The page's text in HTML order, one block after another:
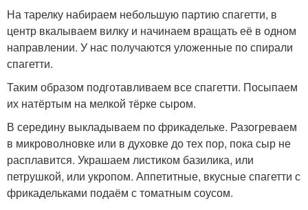
На тарелку набираем небольшую партию спагетти, в
центр вкалываем вилку и начинаем вращать её в одном
направлении. У нас получаются уложенные по спирали
спагетти.
Таким образом подготавливаем все спагетти. Посыпаем
их натёртым на мелкой тёрке сыром.
В середину выкладываем по фрикадельке. Разогреваем
в микроволновке или в духовке до тех пор, пока сыр не
расплавится. Украшаем листиком базилика, или
петрушкой, или укропом. Аппетитные, вкусные спагетти с
фрикадельками подаём с томатным соусом.